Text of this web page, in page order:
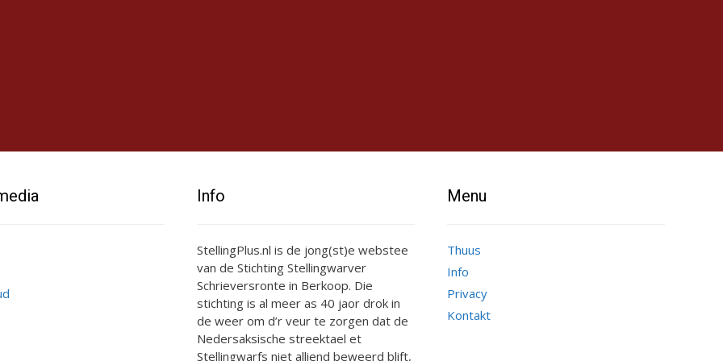
Info
StellingPlus.nl is de jong(st)e webstee
van de Stichting Stellingwarver
Schrieversronte in Berkoop. Die
stichting is al meer as 40 jaor drok in
de weer om d’r veur te zorgen dat de
Nedersaksische streektael et
Stellingwarfs niet alliend beweerd blift,
Menu
Thuus
Info
Privacy
Kontakt